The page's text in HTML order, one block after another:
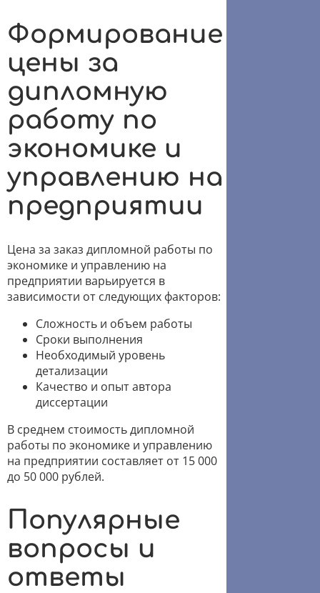
Формирование
цены за
дипломную
работу по
экономике и
управлению на
предприятии
Цена за заказ дипломной работы по
экономике и управлению на
предприятии варьируется в
зависимости от следующих факторов:
Сложность и объем работы
Сроки выполнения
Необходимый уровень
детализации
Качество и опыт автора
диссертации
В среднем стоимость дипломной
работы по экономике и управлению
на предприятии составляет от 15 000
до 50 000 рублей.
Популярные
вопросы и
ответы